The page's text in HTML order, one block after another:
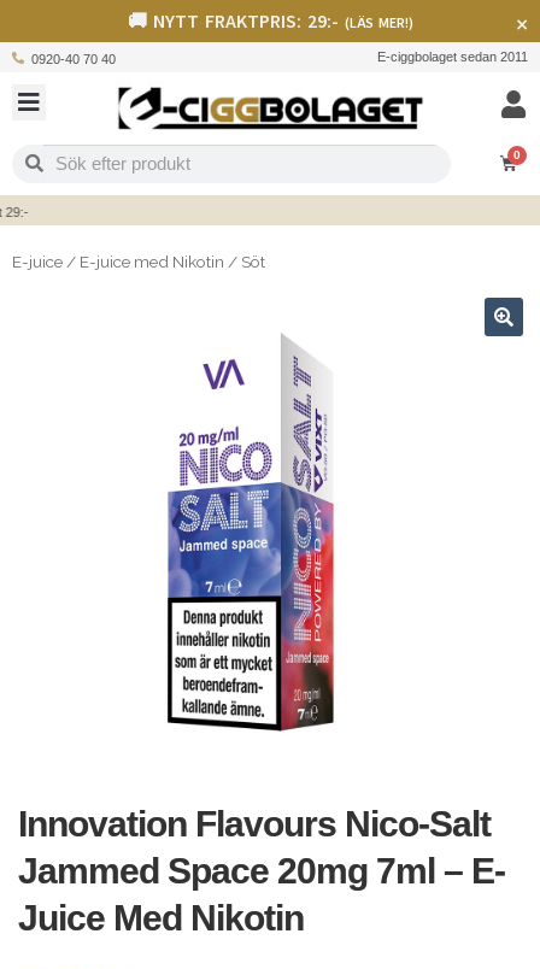
🚚 NYTT FRAKTPRIS: 29:- (LÄS MER!) ×
0920-40 70 40 E-ciggbolaget sedan 2011
0
E-juice / E-juice med Nikotin / Söt
Innovation Flavours Nico-Salt
Jammed Space 20mg 7ml – E-
Juice Med Nikotin